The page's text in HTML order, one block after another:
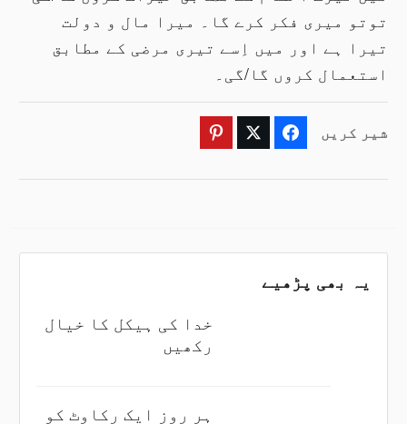
توتو میری فکر کرے گا۔ میرا مال و دولت
تیرا ہے اور میں اِسے تیری مرضی کے مطابق
استعمال کروں گا/گی۔
شیر کریں Facebook
Twitter
یہ بھی پڑھیے
خدا کی ہیکل کا خیال
رکھیں
ہر روز ایک رکاوٹ کو